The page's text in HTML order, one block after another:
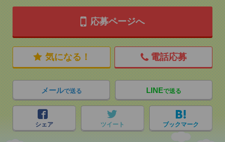
応募ページへ
気になる！ 電話応募
メールで送る LINEで送る
シェア ツイート ブックマーク